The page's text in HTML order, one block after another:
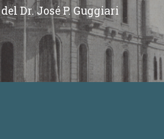
Dr. José P. Guggiari